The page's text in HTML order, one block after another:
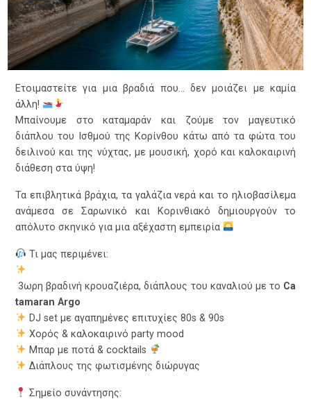
Ετοιμαστείτε για μια βραδιά που… δεν μοιάζει με καμία
άλλη!
Μπαίνουμε στο καταμαράν και ζούμε τον μαγευτικό
διάπλου του Ισθμού της Κορίνθου κάτω από τα φώτα του
δειλινού και της νύχτας, με μουσική, χορό και καλοκαιρινή
διάθεση στα ύψη!
Τα επιβλητικά βράχια, τα γαλάζια νερά και το ηλιοβασίλεμα
ανάμεσα σε Σαρωνικό και Κορινθιακό δημιουργούν το
απόλυτο σκηνικό για μια αξέχαστη εμπειρία
Τι μας περιμένει:
3ωρη βραδινή κρουαζιέρα, διάπλους του καναλιού με το Ca
tamaran Argo
DJ set με αγαπημένες επιτυχίες 80s & 90s
Χορός & καλοκαιρινό party mood
Μπαρ με ποτά & cocktails
Διάπλους της φωτισμένης διώρυγας
Σημείο συνάντησης: